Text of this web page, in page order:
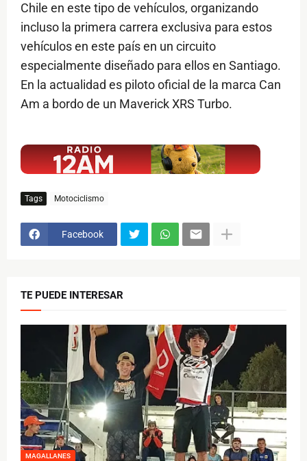
Chile en este tipo de vehículos, organizando
incluso la primera carrera exclusiva para estos
vehículos en este país en un circuito
especialmente diseñado para ellos en Santiago.
En la actualidad es piloto oficial de la marca Can
Am a bordo de un Maverick XRS Turbo.
Tags Motociclismo
Facebook
TE PUEDE INTERESAR
MAGALLANES